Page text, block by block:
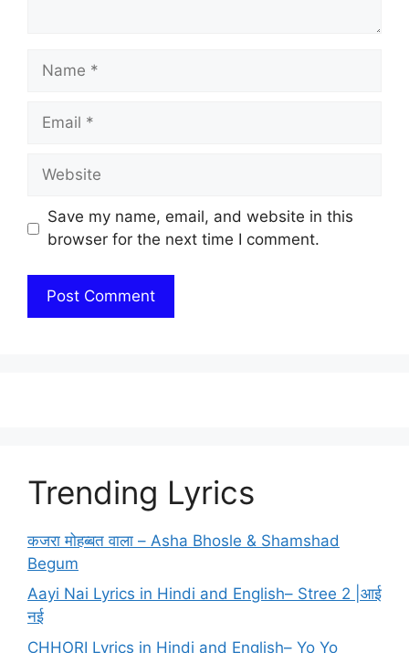
Name
Email
Website
Save my name, email, and website in this
browser for the next time I comment.
Trending Lyrics
कजरा मोहब्बत वाला – Asha Bhosle & Shamshad
Begum
Aayi Nai Lyrics in Hindi and English– Stree 2 |आई
नई
CHHORI Lyrics in Hindi and English– Yo Yo